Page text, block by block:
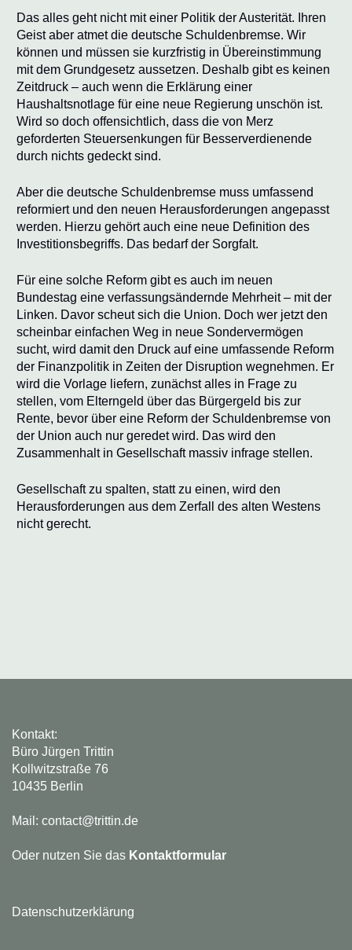
Das alles geht nicht mit einer Politik der Austerität. Ihren
Geist aber atmet die deutsche Schuldenbremse. Wir
können und müssen sie kurzfristig in Übereinstimmung
mit dem Grundgesetz aussetzen. Deshalb gibt es keinen
Zeitdruck – auch wenn die Erklärung einer
Haushaltsnotlage für eine neue Regierung unschön ist.
Wird so doch offensichtlich, dass die von Merz
geforderten Steuersenkungen für Besserverdienende
durch nichts gedeckt sind.
Aber die deutsche Schuldenbremse muss umfassend
reformiert und den neuen Herausforderungen angepasst
werden. Hierzu gehört auch eine neue Definition des
Investitionsbegriffs. Das bedarf der Sorgfalt.
Für eine solche Reform gibt es auch im neuen
Bundestag eine verfassungsändernde Mehrheit – mit der
Linken. Davor scheut sich die Union. Doch wer jetzt den
scheinbar einfachen Weg in neue Sondervermögen
sucht, wird damit den Druck auf eine umfassende Reform
der Finanzpolitik in Zeiten der Disruption wegnehmen. Er
wird die Vorlage liefern, zunächst alles in Frage zu
stellen, vom Elterngeld über das Bürgergeld bis zur
Rente, bevor über eine Reform der Schuldenbremse von
der Union auch nur geredet wird. Das wird den
Zusammenhalt in Gesellschaft massiv infrage stellen.
Gesellschaft zu spalten, statt zu einen, wird den
Herausforderungen aus dem Zerfall des alten Westens
nicht gerecht.
Kontakt:
Büro Jürgen Trittin
Kollwitzstraße 76
10435 Berlin
Mail: contact@trittin.de
Oder nutzen Sie das Kontaktformular
Datenschutzerklärung